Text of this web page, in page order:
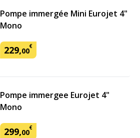
Pompe immergée Mini Eurojet 4"
Mono
229,00€
Pompe immergee Eurojet 4"
Mono
299,00€